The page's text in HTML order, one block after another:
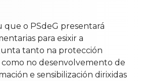
que o PSdeG presentará
para esixir a
tanto na protección
como no desenvolvemento de
e sensibilización dirixidas